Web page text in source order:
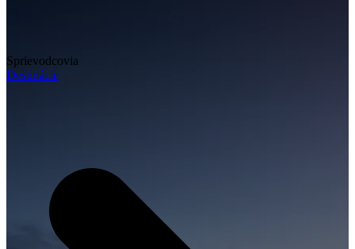
Sprievodcovia
Destinácie